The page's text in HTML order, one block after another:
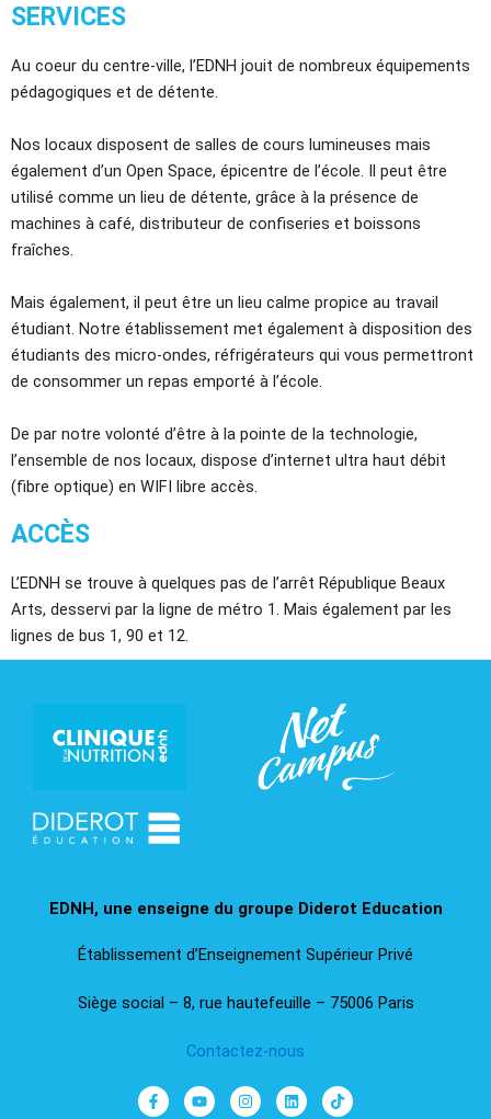
SERVICES
Au coeur du centre-ville, l’EDNH jouit de nombreux équipements
pédagogiques et de détente.
Nos locaux disposent de salles de cours lumineuses mais
également d’un Open Space, épicentre de l’école. Il peut être
utilisé comme un lieu de détente, grâce à la présence de
machines à café, distributeur de confiseries et boissons
fraîches.
Mais également, il peut être un lieu calme propice au travail
étudiant. Notre établissement met également à disposition des
étudiants des micro-ondes, réfrigérateurs qui vous permettront
de consommer un repas emporté à l’école.
De par notre volonté d’être à la pointe de la technologie,
l’ensemble de nos locaux, dispose d’internet ultra haut débit
(fibre optique) en WIFI libre accès.
ACCÈS
L’EDNH se trouve à quelques pas de l’arrêt République Beaux
Arts, desservi par la ligne de métro 1. Mais également par les
lignes de bus 1, 90 et 12.
EDNH, une enseigne du groupe Diderot Education​
Établissement d’Enseignement Supérieur Privé
Siège social – 8, rue hautefeuille – 75006 Paris
Contactez-nous
F
a
Y
o
I
n
L
i
T
i